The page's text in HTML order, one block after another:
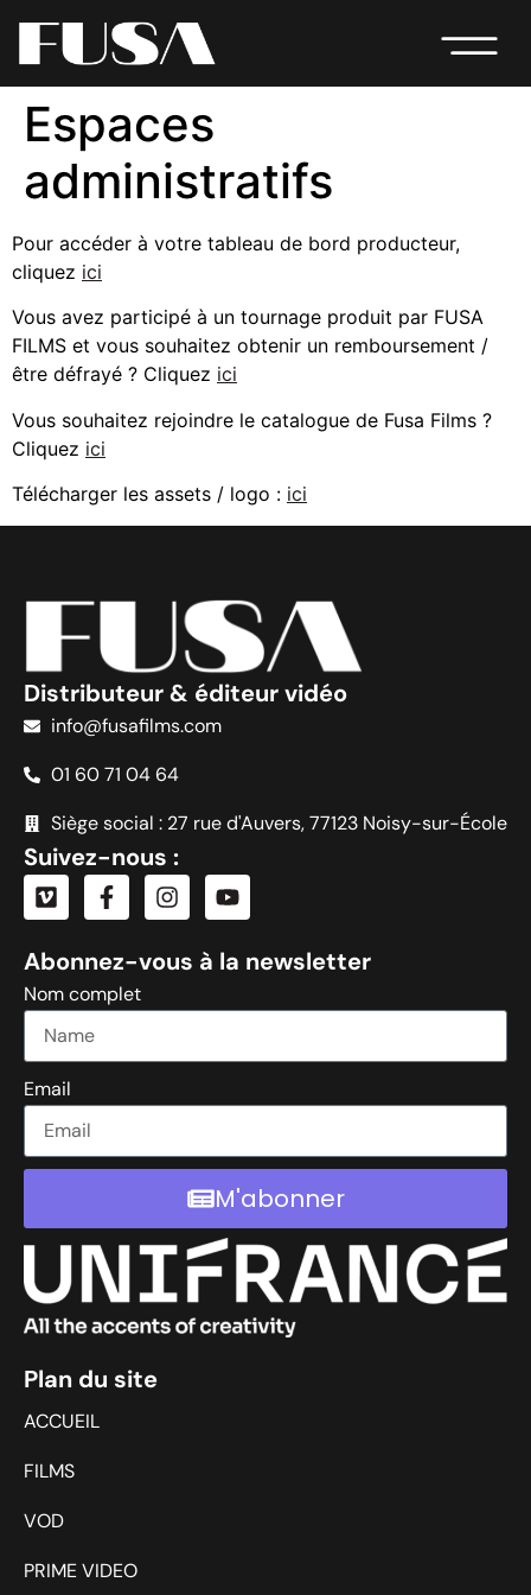
Espaces
administratifs
Pour accéder à votre tableau de bord producteur,
cliquez ici
Vous avez participé à un tournage produit par FUSA
FILMS et vous souhaitez obtenir un remboursement /
être défrayé ? Cliquez ici
Vous souhaitez rejoindre le catalogue de Fusa Films ?
Cliquez ici
Télécharger les assets / logo : ici
Distributeur & éditeur vidéo
info@fusafilms.com
01 60 71 04 64
Siège social : 27 rue d'Auvers, 77123 Noisy-sur-École
Suivez-nous :
Abonnez-vous à la newsletter
Nom complet
Email
M'abonner
Plan du site
ACCUEIL
FILMS
VOD
PRIME VIDEO